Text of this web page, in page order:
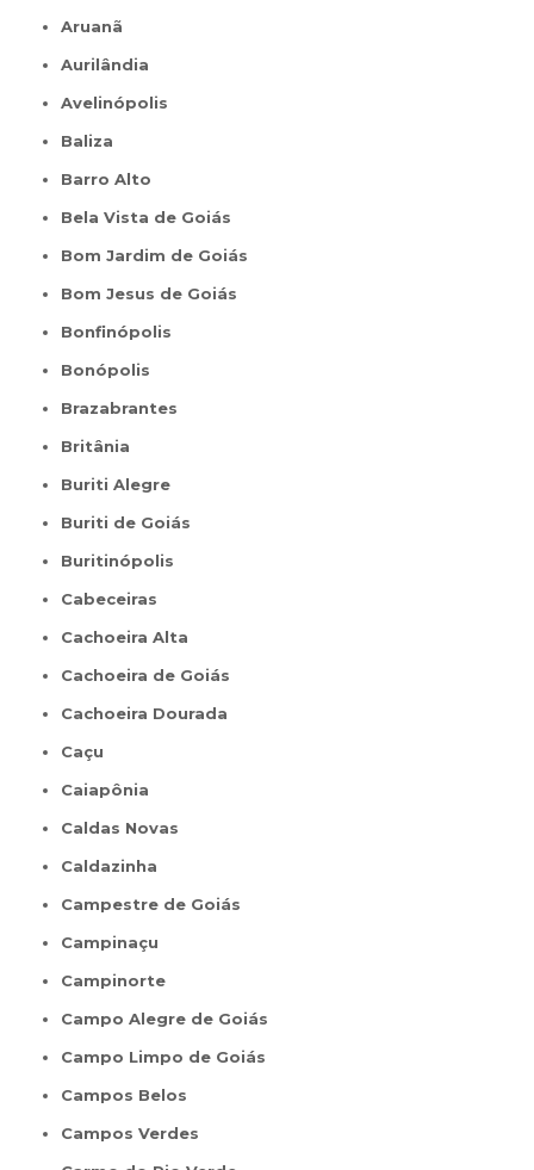
Aruanã
Aurilândia
Avelinópolis
Baliza
Barro Alto
Bela Vista de Goiás
Bom Jardim de Goiás
Bom Jesus de Goiás
Bonfinópolis
Bonópolis
Brazabrantes
Britânia
Buriti Alegre
Buriti de Goiás
Buritinópolis
Cabeceiras
Cachoeira Alta
Cachoeira de Goiás
Cachoeira Dourada
Caçu
Caiapônia
Caldas Novas
Caldazinha
Campestre de Goiás
Campinaçu
Campinorte
Campo Alegre de Goiás
Campo Limpo de Goiás
Campos Belos
Campos Verdes